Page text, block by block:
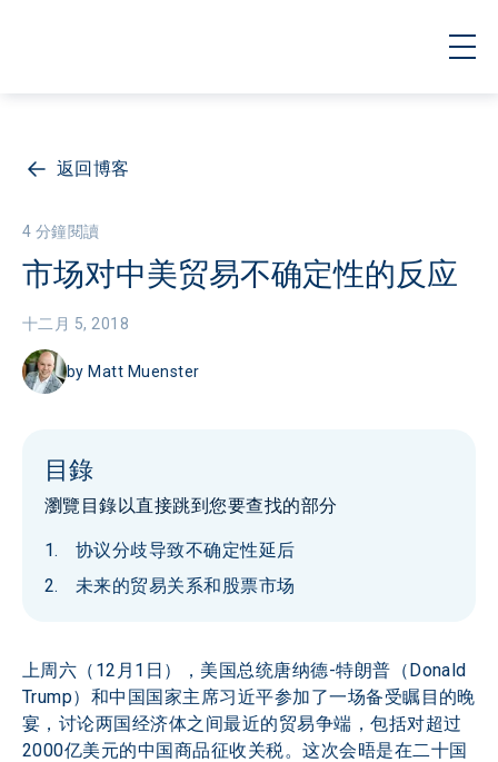
返回博客
4 分鐘閱讀
市场对中美贸易不确定性的反应
十二月 5, 2018
by Matt Muenster
目錄
瀏覽目錄以直接跳到您要查找的部分
协议分歧导致不确定性延后
未来的贸易关系和股票市场
上周六（12月1日），美国总统唐纳德-特朗普（Donald
Trump）和中国国家主席习近平参加了一场备受瞩目的晚
宴，讨论两国经济体之间最近的贸易争端，包括对超过
2000亿美元的中国商品征收关税。这次会晤是在二十国